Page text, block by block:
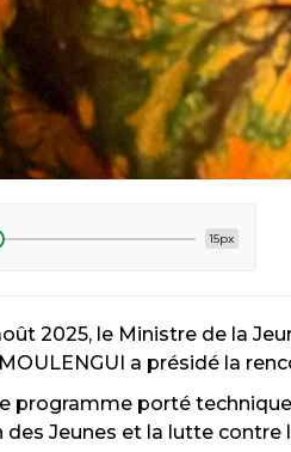
15px
2025, le Ministre de la
a présidé la
programme porté
des Jeunes et la lutte